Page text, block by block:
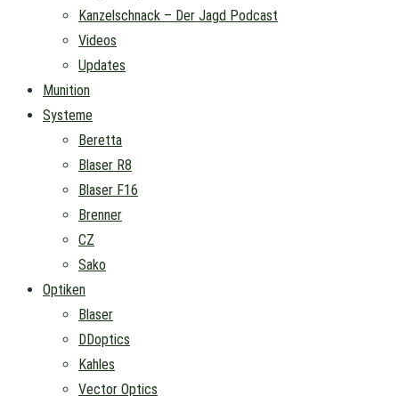
Kanzelschnack – Der Jagd Podcast
Videos
Updates
Munition
Systeme
Beretta
Blaser R8
Blaser F16
Brenner
CZ
Sako
Optiken
Blaser
DDoptics
Kahles
Vector Optics